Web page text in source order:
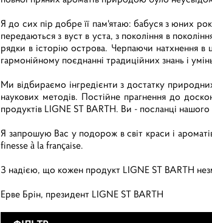
Я до сих пір добре її пам'ятаю: бабуся з юних
передаються з вуст в уста, з покоління в
рядки в історію острова. Черпаючи натхнення в
гармонійному поєднанні традиційних знань і
Ми відбираємо інгредієнти з достатку
наукових методів. Постійне прагнення до
продуктів LIGNE ST BARTH. Ви - посланці
Я запрошую Вас у подорож в світ краси і
finesse à la française.
З надією, що кожен продукт LIGNE ST BARTH
Ерве Брін, президент LIGNE ST BARTH